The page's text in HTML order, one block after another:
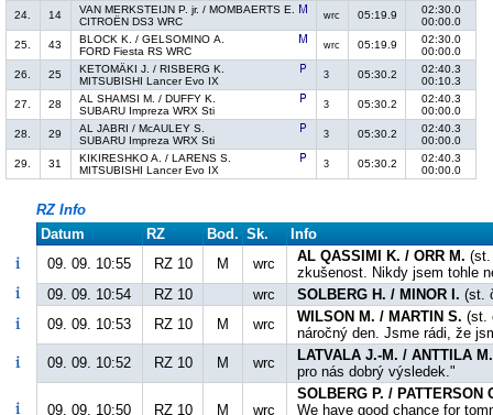
24.
14
VAN MERKSTEIJN P. jr. / MOMBAERTS E.
CITROËN DS3 WRC
wrc 05:19.9
02:30.0
00:00.0
25.
43
BLOCK K. / GELSOMINO A.
FORD Fiesta RS WRC
wrc 05:19.9
02:30.0
00:00.0
26.
25
KETOMÄKI J. / RISBERG K.
MITSUBISHI Lancer Evo IX
3 05:30.2
02:40.3
00:10.3
27.
28
AL SHAMSI M. / DUFFY K.
SUBARU Impreza WRX Sti
3 05:30.2
02:40.3
00:00.0
28.
29
AL JABRI / McAULEY S.
SUBARU Impreza WRX Sti
3 05:30.2
02:40.3
00:00.0
29.
31
KIKIRESHKO A. / LARENS S.
MITSUBISHI Lancer Evo IX
3 05:30.2
02:40.3
00:00.0
RZ Info
Datum
RZ Bod. Sk.
Info
09. 09. 10:55
RZ 10 M wrc AL QASSIMI K. / ORR M. (st.
zkušenost. Nikdy jsem tohle
09. 09. 10:54
RZ 10 wrc SOLBERG H. / MINOR I. (st.
09. 09. 10:53
RZ 10 M wrc WILSON M. / MARTIN S. (st.
náročný den. Jsme rádi, že
09. 09. 10:52
RZ 10 M wrc
LATVALA J.-M. / ANTTILA M.
pro nás dobrý výsledek."
09. 09. 10:50 RZ 10 M wrc
SOLBERG P. / PATTERSON
We have good chance for